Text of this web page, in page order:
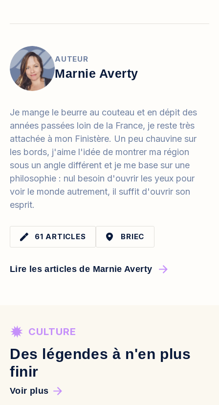
AUTEUR
Marnie Averty
Je mange le beurre au couteau et en dépit des
années passées loin de la France, je reste très
attachée à mon Finistère. Un peu chauvine sur
les bords, j'aime l'idée de montrer ma région
sous un angle différent et je me base sur une
philosophie : nul besoin d'ouvrir les yeux pour
voir le monde autrement, il suffit d'ouvrir son
esprit.
61 ARTICLES BRIEC
Lire les articles de Marnie Averty
Des légendes à n'en plus
finir
CULTURE
Voir plus